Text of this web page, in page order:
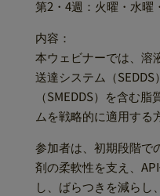
第2・4週：火曜・水曜
内容：
本ウェビナーでは、溶
送達システム（
（SMEDDS）を含む
ムを戦略的に適用する
参加者は、初期段階で
剤の柔軟性を支え、
し、ばらつきを減らし